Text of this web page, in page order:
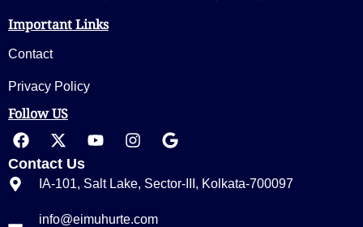
Important Links
Contact
Privacy Policy
Follow US
Contact Us
IA-101, Salt Lake, Sector-III, Kolkata-700097
info@eimuhurte.com